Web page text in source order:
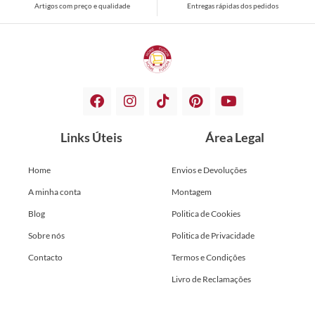
Artigos com preço e qualidade Entregas rápidas dos pedidos
Links Úteis
Home
A minha conta
Blog
Sobre nós
Contacto
Área Legal
Envios e Devoluções
Montagem
Politica de Cookies
Politica de Privacidade
Termos e Condições
Livro de Reclamações